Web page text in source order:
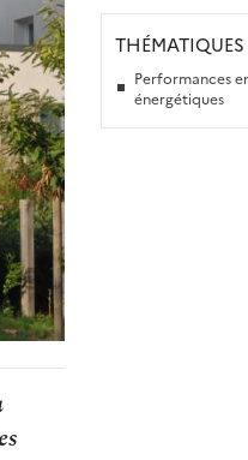
THÉMATIQUES
Performances
énergétiques